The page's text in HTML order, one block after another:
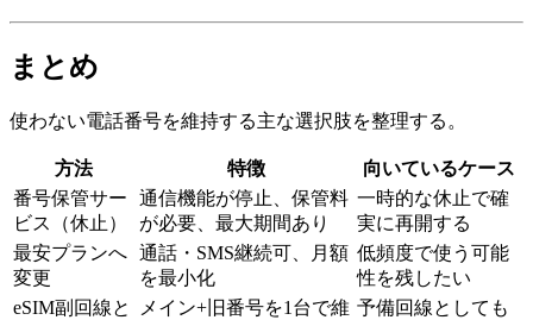
まとめ
使わない電話番号を維持する主な選択肢を整理する。
方法 特徴
向いているケース
番号保管サー
ビス（休止）
通信機能が停止、保管料
が必要、最大期間あり
一時的な休止で確
実に再開する
最安プランへ
変更
通話・SMS継続可、月額
を最小化
低頻度で使う可能
性を残したい
eSIM副回線と
メイン+旧番号を1台で維 予備回線としても